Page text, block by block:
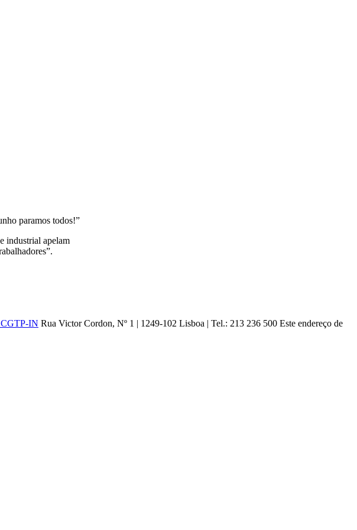
paramos todos!”
industrial apelam
IN Rua Victor Cordon, Nº 1 | 1249-102 Lisboa | Tel.: 213 236 500 Este endereço de